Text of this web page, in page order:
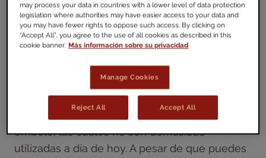
Para prepararlo, antes de nada, debes saber
que necesitarás entre 12 y 20 horas
aproximadamente para que el café macere
correctamente mientras lo dejas reposar.
Además, en su elaboración entran en juego
elementos tan exóticos como una cafetera de
émbolo, las cuáles no son demasiado
utilizadas a día de hoy. A pesar de que puedes
may process your data in countries with a lower level of data protection
legislation where authorities may have easier access to your data and
you may have fewer rights to oppose such access. By clicking on
“Accept All”, you agree to the use of all cookies as described in this
cookie banner. Más información sobre su privacidad
Manage Cookies
Reject All Accept All